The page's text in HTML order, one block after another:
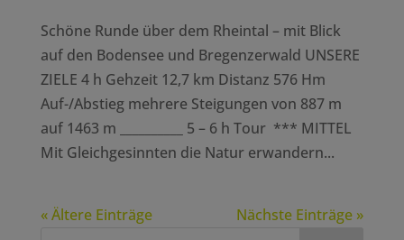
Schöne Runde über dem Rheintal – mit Blick
auf den Bodensee und Bregenzerwald UNSERE
ZIELE 4 h Gehzeit 12,7 km Distanz 576 Hm
Auf-/Abstieg mehrere Steigungen von 887 m
auf 1463 m __________ 5 – 6 h Tour *** MITTEL
Mit Gleichgesinnten die Natur erwandern...
« Ältere Einträge Nächste Einträge »